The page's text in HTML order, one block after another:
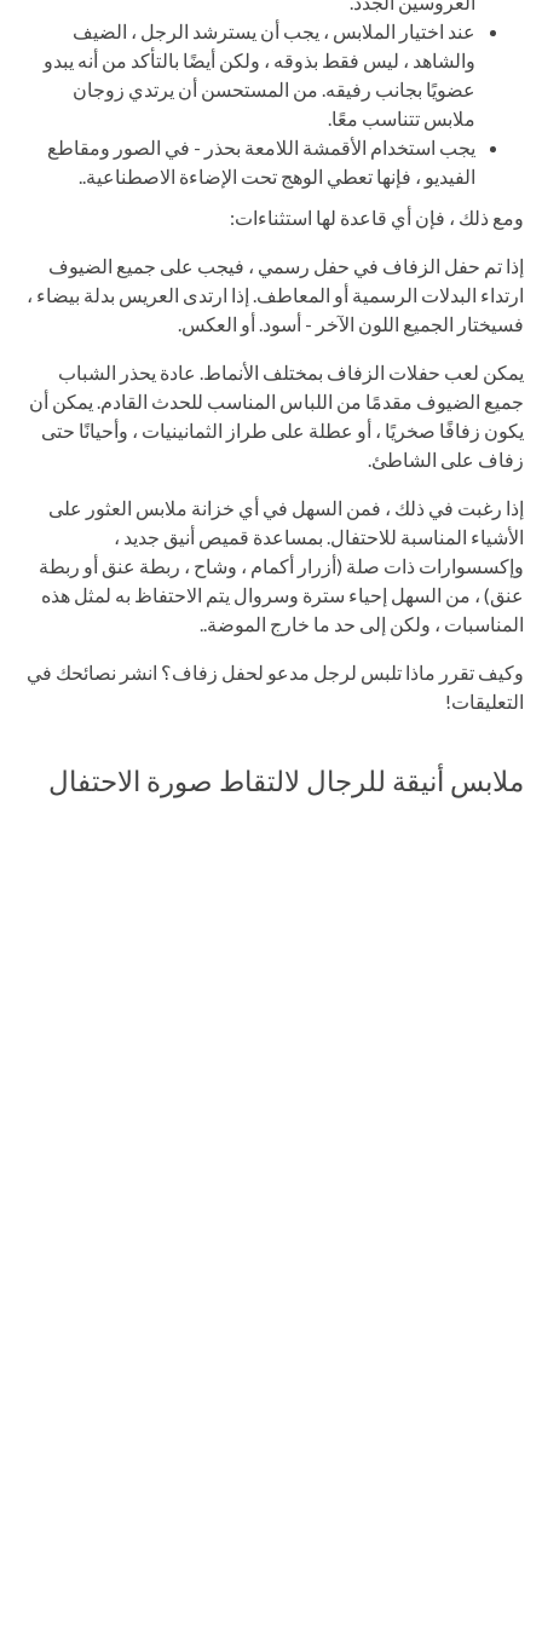
عند اختيار الملابس ، يجب أن يسترشد الرجل ، الضيف
والشاهد ، ليس فقط بذوقه ، ولكن أيضًا بالتأكد من أنه يبدو
عضويًا بجانب رفيقه. من المستحسن أن يرتدي زوجان
ملابس تتناسب معًا.
يجب استخدام الأقمشة اللامعة بحذر - في الصور ومقاطع
الفيديو ، فإنها تعطي الوهج تحت الإضاءة الاصطناعية..
ومع ذلك ، فإن أي قاعدة لها استثناءات:
إذا تم حفل الزفاف في حفل رسمي ، فيجب على جميع الضيوف
ارتداء البدلات الرسمية أو المعاطف. إذا ارتدى العريس بدلة بيضاء ،
فسيختار الجميع اللون الآخر - أسود. أو العكس.
يمكن لعب حفلات الزفاف بمختلف الأنماط. عادة يحذر الشباب
جميع الضيوف مقدمًا من اللباس المناسب للحدث القادم. يمكن أن
يكون زفافًا صخريًا ، أو عطلة على طراز الثمانينيات ، وأحيانًا حتى
زفاف على الشاطئ.
إذا رغبت في ذلك ، فمن السهل في أي خزانة ملابس العثور على
الأشياء المناسبة للاحتفال. بمساعدة قميص أنيق جديد ،
وإكسسوارات ذات صلة (أزرار أكمام ، وشاح ، ربطة عنق أو ربطة
عنق) ، من السهل إحياء سترة وسروال يتم الاحتفاظ به لمثل هذه
المناسبات ، ولكن إلى حد ما خارج الموضة..
وكيف تقرر ماذا تلبس لرجل مدعو لحفل زفاف؟ انشر نصائحك في
التعليقات!
ملابس أنيقة للرجال لالتقاط صورة الاحتفال